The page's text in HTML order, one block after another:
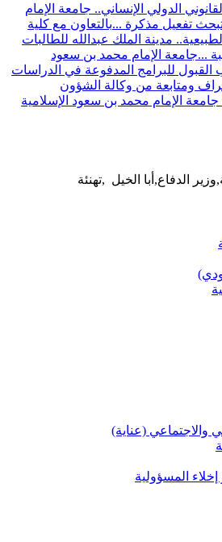
الدولي الإنساني.. جامعة الإمام
تفعيل مذكرة ...بالتعاون مع كلية
مدينة الملك عبدالله للطالبات
...جامعة الإمام محمد بن سعود
القبول للبرامج المدفوعة في الدراسات
ومتابعة من وكالة الشؤون
جامعة الإمام محمد بن سعود الإسلامية
الدفاع,أبا الخيل ,تهنئة
والاجتماعي (عناية)
المسؤولية